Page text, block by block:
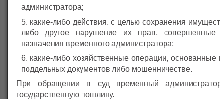
администратора;
какие-либо действия, с целью сохранения
либо другое нарушение их прав,
назначения временного администратора;
какие-либо хозяйственные операции, основанные
поддельных документов либо мошенничестве.
При обращении в суд временный
государственную пошлину.